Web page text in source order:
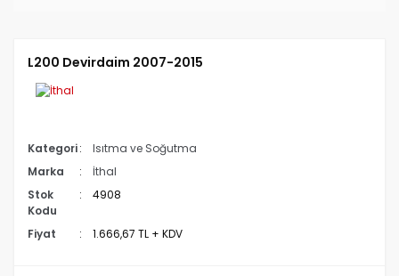
L200 Devirdaim 2007-2015
Kategori
Isıtma ve Soğutma
Marka
İthal
Stok
Kodu
4908
Fiyat 1.666,67 TL + KDV